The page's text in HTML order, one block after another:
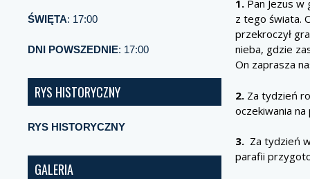
ŚWIĘTA: 17:00
DNI POWSZEDNIE: 17:00
RYS HISTORYCZNY
RYS HISTORYCZNY
GALERIA
1. Pan Jezus
z tego świata.
przekroczył
nieba, gdzie
On zaprasza
2. Za tydzień
oczekiwania na
3. Za tydzień
parafii